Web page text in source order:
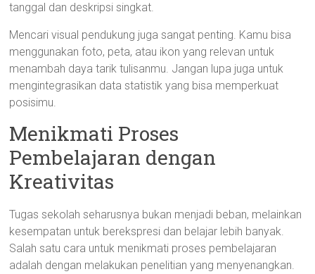
tanggal dan deskripsi singkat.
Mencari visual pendukung juga sangat penting. Kamu bisa
menggunakan foto, peta, atau ikon yang relevan untuk
menambah daya tarik tulisanmu. Jangan lupa juga untuk
mengintegrasikan data statistik yang bisa memperkuat
posisimu.
Menikmati Proses
Pembelajaran dengan
Kreativitas
Tugas sekolah seharusnya bukan menjadi beban, melainkan
kesempatan untuk berekspresi dan belajar lebih banyak.
Salah satu cara untuk menikmati proses pembelajaran
adalah dengan melakukan penelitian yang menyenangkan.